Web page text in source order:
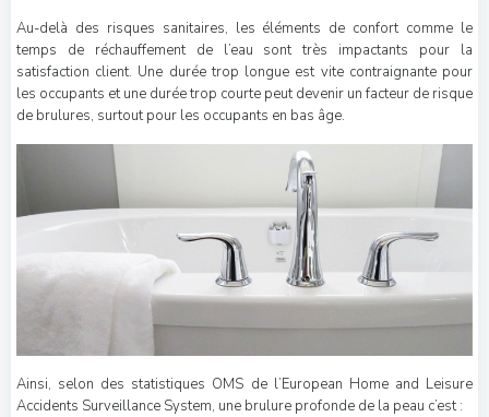
Au-delà des risques sanitaires, les éléments de confort comme le
temps de réchauffement de l’eau sont très impactants pour la
satisfaction client. Une durée trop longue est vite contraignante pour
les occupants et une durée trop courte peut devenir un facteur de risque
de brulures, surtout pour les occupants en bas âge.
Ainsi, selon des statistiques OMS de l’European Home and Leisure
Accidents Surveillance System, une brulure profonde de la peau c’est :